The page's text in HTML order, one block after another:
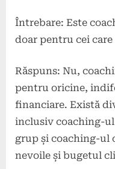
Întrebare: Este
doar pentru cei
Răspuns: Nu,
pentru oricine,
financiare. Există
inclusiv coaching-
grup și coaching-ul
nevoile și bugetul